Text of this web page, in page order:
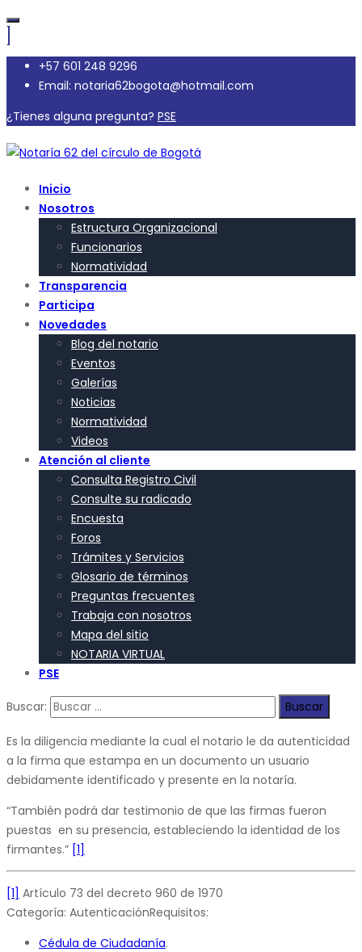
+57 601 248 9296
Email: notaria62bogota@hotmail.com
¿Tienes alguna pregunta? PSE
Inicio
Nosotros
Estructura Organizacional
Funcionarios
Normatividad
Transparencia
Participa
Novedades
Blog del notario
Eventos
Galerías
Noticias
Normatividad
Videos
Atención al cliente
Consulta Registro Civil
Consulte su radicado
Encuesta
Foros
Trámites y Servicios
Glosario de términos
Preguntas frecuentes
Trabaja con nosotros
Mapa del sitio
NOTARIA VIRTUAL
PSE
Buscar:
Es la diligencia mediante la cual el notario le da autenticidad
a la firma que estampa en un documento un usuario
debidamente identificado y presente en la notaría.
“También podrá dar testimonio de que las firmas fueron
puestas en su presencia, estableciendo la identidad de los
firmantes.” [1]
[1] Artículo 73 del decreto 960 de 1970
Categoría: AutenticaciónRequisitos:
Cédula de Ciudadanía.